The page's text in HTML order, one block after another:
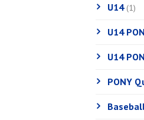
U14(1)
U14
U14
PONY